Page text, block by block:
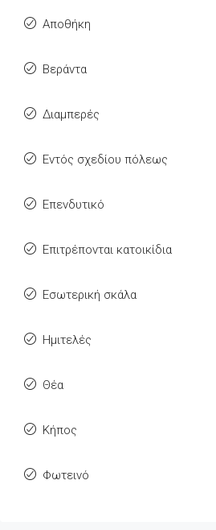
Αποθήκη
Βεράντα
Διαμπερές
Εντός σχεδίου πόλεως
Επενδυτικό
Επιτρέπονται κατοικίδια
Εσωτερική σκάλα
Ημιτελές
Θέα
Κήπος
Φωτεινό